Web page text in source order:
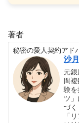
著者
秘密の愛人契約アド
沙月
元
間
験を
ツ
づく
「